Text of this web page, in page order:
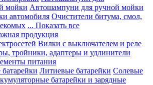
мойки Автошампуни для ручной мойки
автомобиля Очистители битума, смол,
... Показать все
продукция
Вилки с выключателем и реле
тройники, адаптеры и удлинители
питания
Литиевые батарейки Солевые
батарейки и зарядные